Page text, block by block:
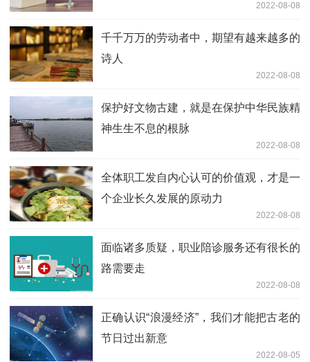
2022-08-08
千千万万的劳动者中，期望有越来越多的
诗人
2022-08-08
保护好文物古建，就是在保护中华民族精
神生生不息的根脉
2022-08-08
全体职工发自内心认可的价值观，才是一
个企业长久发展的原动力
2022-08-08
面临诸多质疑，职业陪诊服务还有很长的
路需要走
2022-08-08
正确认识“浪漫经济”，我们才能把古老的
节日过出新意
2022-08-05